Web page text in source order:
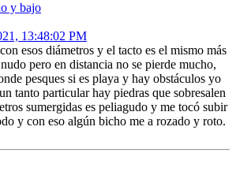
y bajo
13:48:02 PM
esos diámetros y el tacto es el mismo más
pero en distancia no se pierde mucho,
pesques si es playa y hay obstáculos yo
tanto particular hay piedras que sobresalen
sumergidas es peliagudo y me tocó subir
y con eso algún bicho me a rozado y roto.